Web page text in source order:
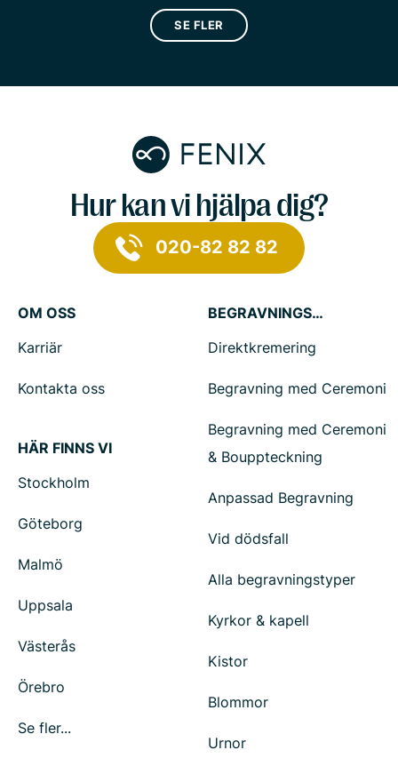
SE FLER
Hur kan vi hjälpa dig?
020-82 82 82
OM OSS
Karriär
Kontakta oss
HÄR FINNS VI
Stockholm
Göteborg
Malmö
Uppsala
Västerås
Örebro
Se fler...
BEGRAVNINGSTJÄNSTER
Direktkremering
Begravning med Ceremoni
Begravning med Ceremoni
& Bouppteckning
Anpassad Begravning
Vid dödsfall
Alla begravningstyper
Kyrkor & kapell
Kistor
Blommor
Urnor